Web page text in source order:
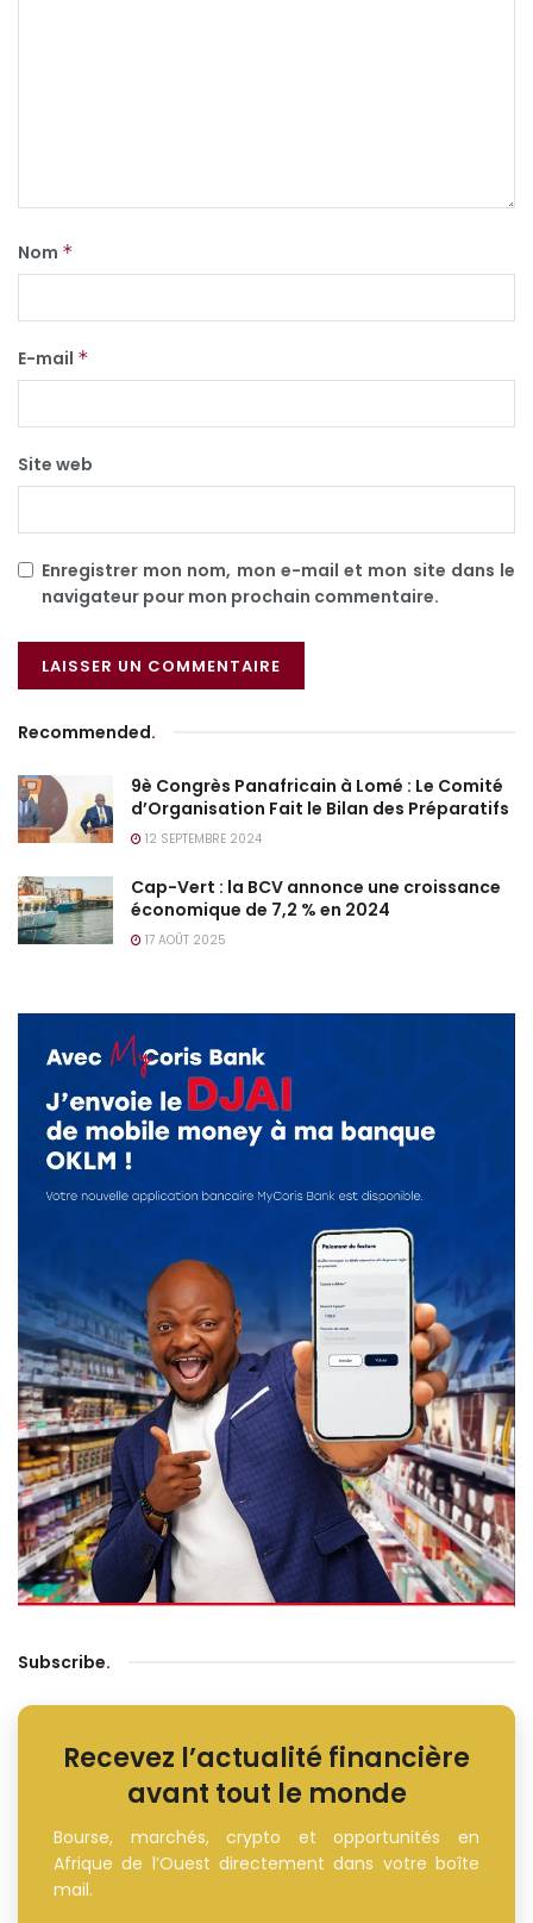
Nom *
E-mail *
Site web
Enregistrer mon nom, mon e-mail et mon site dans le
navigateur pour mon prochain commentaire.
Recommended.
9è Congrès Panafricain à Lomé : Le Comité
d’Organisation Fait le Bilan des Préparatifs
12 SEPTEMBRE 2024
Cap-Vert : la BCV annonce une croissance
économique de 7,2 % en 2024
17 AOÛT 2025
Subscribe.
Recevez l’actualité financière
avant tout le monde
Bourse, marchés, crypto et opportunités en
Afrique de l’Ouest directement dans votre boîte
mail.